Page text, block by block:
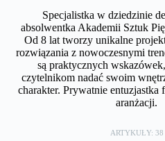
Specjalistka w dziedzinie
absolwentka Akademii Sztuk
Od 8 lat tworzy unikalne
rozwiązania z nowoczesnymi
są praktycznych
czytelnikom nadać swoim
charakter. Prywatnie
aranżacji.
ARTYKUŁY: 38